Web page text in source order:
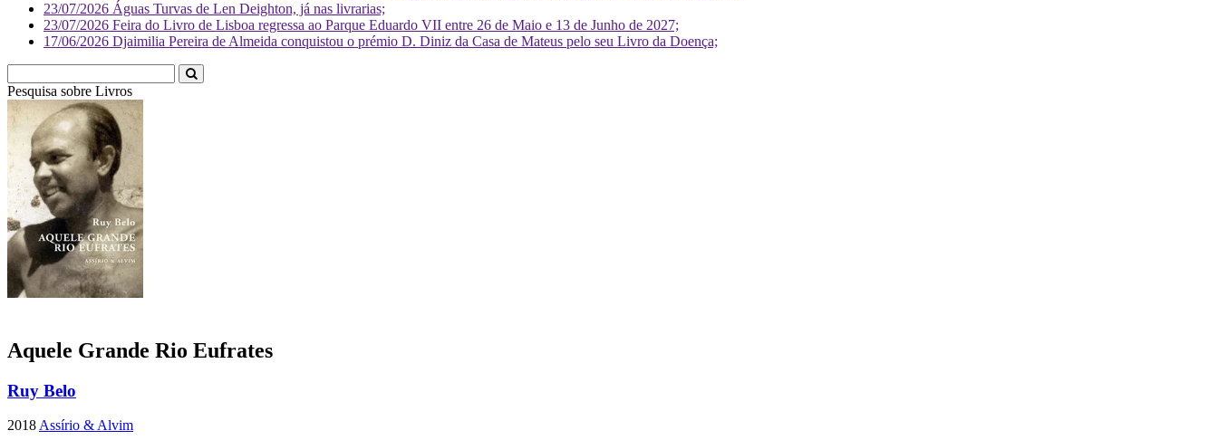
23/07/2026 Águas Turvas de Len Deighton, já nas livrarias;
23/07/2026 Feira do Livro de Lisboa regressa ao Parque Eduardo VII entre 26 de Maio e 13 de Junho de 2027;
17/06/2026 Djaimilia Pereira de Almeida conquistou o prémio D. Diniz da Casa de Mateus pelo seu Livro da Doença;
Pesquisa sobre Liv
Aquele Grande Rio Eufrates
Ruy Belo
2018Assírio & Alvim